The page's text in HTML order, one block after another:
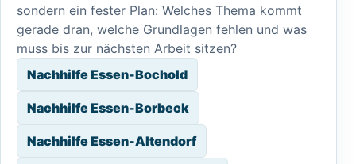
sondern ein fester Plan: Welches Thema kommt
gerade dran, welche Grundlagen fehlen und was
muss bis zur nächsten Arbeit sitzen?
Nachhilfe Essen-Bochold
Nachhilfe Essen-Borbeck
Nachhilfe Essen-Altendorf